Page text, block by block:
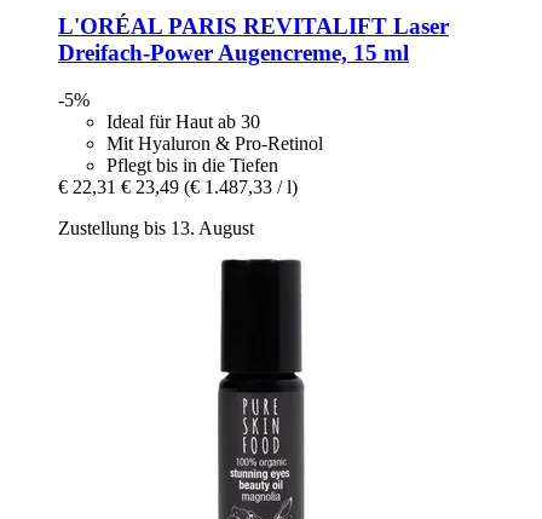
L'ORÉAL PARIS REVITALIFT Laser
Dreifach-​Power Augencreme, 15 ml
-5%
Ideal für Haut ab 30
Mit Hyaluron & Pro-Retinol
Pflegt bis in die Tiefen
€ 22,31 € 23,49 (€ 1.487,33 / l)
Zustellung bis 13. August